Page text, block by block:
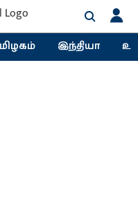
இந்தியா